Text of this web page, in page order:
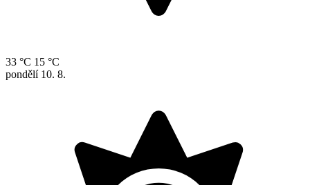
33 °C 15 °C
pondělí 10. 8.